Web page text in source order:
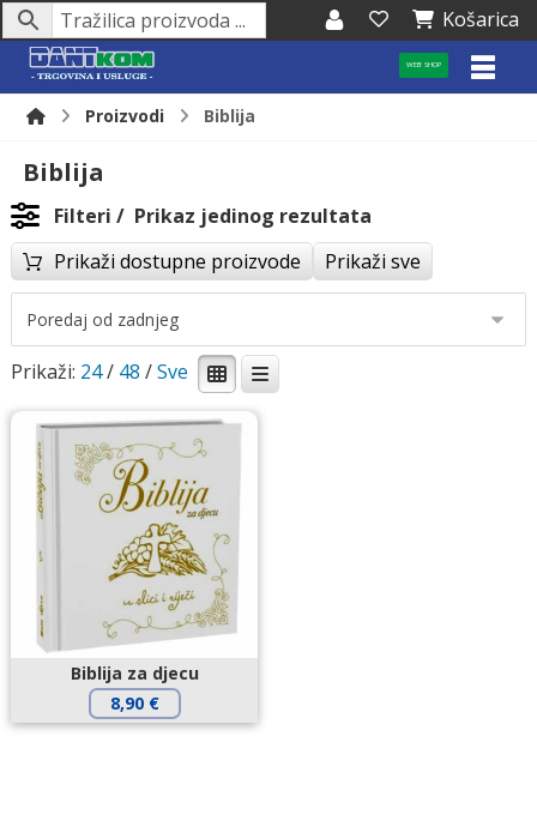
Košarica
WEB SHOP
Proizvodi Biblija
Biblija
Filteri
Prikaz jedinog rezultata
Prikaži dostupne proizvode
Prikaži sve
Prikaži: 24/ 48 /
Biblija za djecu
8,90 €